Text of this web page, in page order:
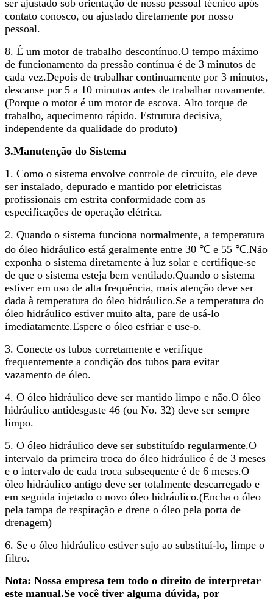
ser ajustado sob orientação de nosso pessoal técnico após
contato conosco, ou ajustado diretamente por nosso
pessoal.
8. É um motor de trabalho descontínuo.O tempo máximo
de funcionamento da pressão contínua é de 3 minutos de
cada vez.Depois de trabalhar continuamente por 3 minutos,
descanse por 5 a 10 minutos antes de trabalhar novamente.
(Porque o motor é um motor de escova. Alto torque de
trabalho, aquecimento rápido. Estrutura decisiva,
independente da qualidade do produto)
3.Manutenção do Sistema
1. Como o sistema envolve controle de circuito, ele deve
ser instalado, depurado e mantido por eletricistas
profissionais em estrita conformidade com as
especificações de operação elétrica.
2. Quando o sistema funciona normalmente, a temperatura
do óleo hidráulico está geralmente entre 30 ℃ e 55 ℃.Não
exponha o sistema diretamente à luz solar e certifique-se
de que o sistema esteja bem ventilado.Quando o sistema
estiver em uso de alta frequência, mais atenção deve ser
dada à temperatura do óleo hidráulico.Se a temperatura do
óleo hidráulico estiver muito alta, pare de usá-lo
imediatamente.Espere o óleo esfriar e use-o.
3. Conecte os tubos corretamente e verifique
frequentemente a condição dos tubos para evitar
vazamento de óleo.
4. O óleo hidráulico deve ser mantido limpo e não.O óleo
hidráulico antidesgaste 46 (ou No. 32) deve ser sempre
limpo.
5. O óleo hidráulico deve ser substituído regularmente.O
intervalo da primeira troca do óleo hidráulico é de 3 meses
e o intervalo de cada troca subsequente é de 6 meses.O
óleo hidráulico antigo deve ser totalmente descarregado e
em seguida injetado o novo óleo hidráulico.(Encha o óleo
pela tampa de respiração e drene o óleo pela porta de
drenagem)
6. Se o óleo hidráulico estiver sujo ao substituí-lo, limpe o
filtro.
Nota: Nossa empresa tem todo o direito de interpretar
este manual.Se você tiver alguma dúvida, por